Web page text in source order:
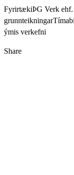
FyrirtækiÞG Verk ehf.
grunnteikningar
ýmis verkefni
Share